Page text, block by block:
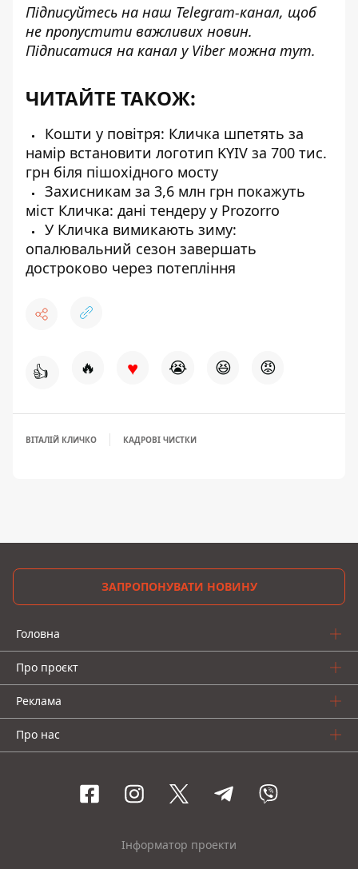
Підписуйтесь на наш Telegram-канал, щоб
не пропустити важливих новин.
Підписатися на канал у Viber можна тут.
ЧИТАЙТЕ ТАКОЖ:
Кошти у повітря: Кличка шпетять за
намір встановити логотип KYIV за 700 тис.
грн біля пішохідного мосту
Захисникам за 3,6 млн грн покажуть
міст Кличка: дані тендеру у Prozorro
У Кличка вимикають зиму:
опалювальний сезон завершать
достроково через потепління
👍 🔥 ♥ 😭 😆 😡
ВІТАЛІЙ КЛИЧКО КАДРОВІ ЧИСТКИ
ЗАПРОПОНУВАТИ НОВИНУ
Головна
Про проєкт
Реклама
Про нас
Інформатор проекти